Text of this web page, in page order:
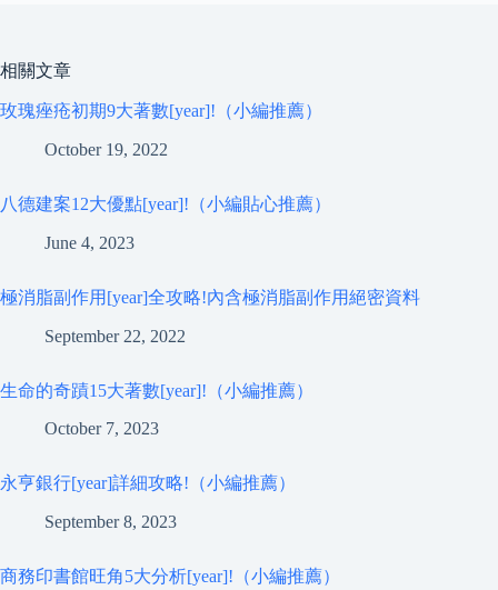
相關文章
玫瑰痤疮初期9大著數[year]!（小編推薦）
October 19, 2022
八德建案12大優點[year]!（小編貼心推薦）
June 4, 2023
極消脂副作用[year]全攻略!內含極消脂副作用絕密資料
September 22, 2022
生命的奇蹟15大著數[year]!（小編推薦）
October 7, 2023
永亨銀行[year]詳細攻略!（小編推薦）
September 8, 2023
商務印書館旺角5大分析[year]!（小編推薦）